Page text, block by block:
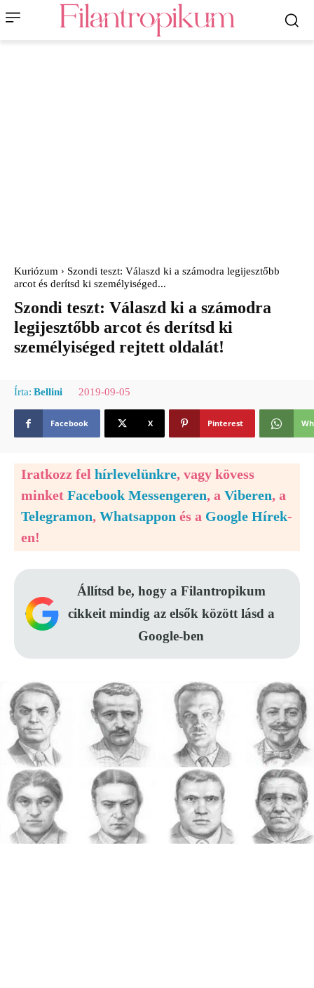
Kuriózum
Szondi teszt: Válaszd ki a számodra legijesztőbb
arcot és derítsd ki személyiséged...
Szondi teszt: Válaszd ki a számodra
legijesztőbb arcot és derítsd ki
személyiséged rejtett oldalát!
Írta: Bellini 2019-09-05
Facebook X Pinterest
Iratkozz fel hírlevelünkre, vagy kövess
minket Facebook Messengeren, a Viberen, a
Telegramon, Whatsappon és a Google Hírek-
en!
Állítsd be, hogy a Filantropikum
cikkeit mindig az elsők között lásd a
Google-ben